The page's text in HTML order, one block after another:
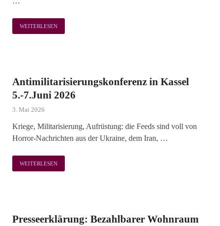
WEITERLESEN
Antimilitarisierungskonferenz in Kassel
5.-7.Juni 2026
3. Mai 2026
Kriege, Militarisierung, Aufrüstung: die Feeds sind voll von
Horror-Nachrichten aus der Ukraine, dem Iran, …
WEITERLESEN
Presseerklärung: Bezahlbarer Wohnraum